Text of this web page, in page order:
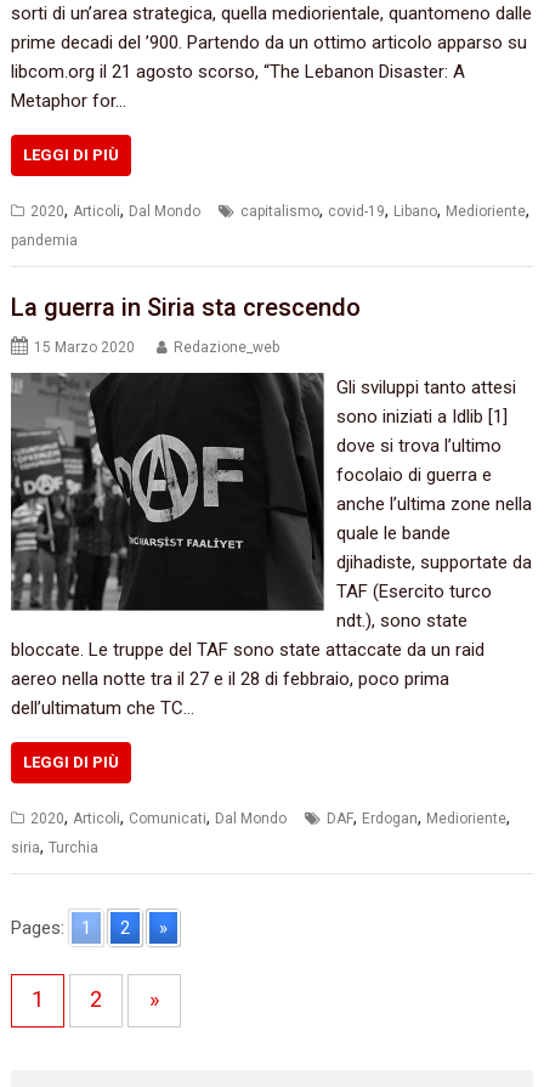
sorti di un’area strategica, quella mediorientale, quantomeno dalle
prime decadi del ’900. Partendo da un ottimo articolo apparso su
libcom.org il 21 agosto scorso, “The Lebanon Disaster: A
Metaphor for…
LEGGI DI PIÙ
2020,Articoli, Dal Mondo capitalismo, covid-19, Libano, Medioriente,
pandemia
La guerra in Siria sta crescendo
15 Marzo 2020 Redazione_web
Gli sviluppi tanto attesi
sono iniziati a Idlib [1]
dove si trova l’ultimo
focolaio di guerra e
anche l’ultima zone nella
quale le bande
djihadiste, supportate da
TAF (Esercito turco
ndt.), sono state
bloccate. Le truppe del TAF sono state attaccate da un raid
aereo nella notte tra il 27 e il 28 di febbraio, poco prima
dell’ultimatum che TC…
LEGGI DI PIÙ
2020, Articoli, Comunicati, Dal Mondo DAF, Erdogan, Medioriente,
siria,Turchia
Pages: 1 2 »
1 2 »